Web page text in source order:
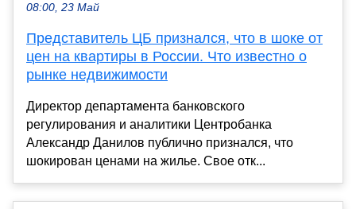
08:00, 23 Май
Представитель ЦБ признался, что в шоке от
цен на квартиры в России. Что известно о
рынке недвижимости
Директор департамента банковского
регулирования и аналитики Центробанка
Александр Данилов публично признался, что
шокирован ценами на жилье. Свое отк...